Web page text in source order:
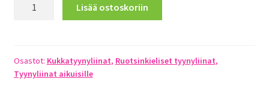
Lisää ostoskoriin
Osastot: Kukkatyynyliinat, Ruotsinkieliset tyynyliinat,
Tyynyliinat aikuisille